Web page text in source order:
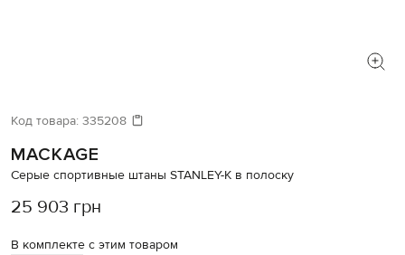
Код товара: 335208
MACKAGE
Серые спортивные штаны STANLEY-K в полоску
25 903 грн
В комплекте с этим товаром